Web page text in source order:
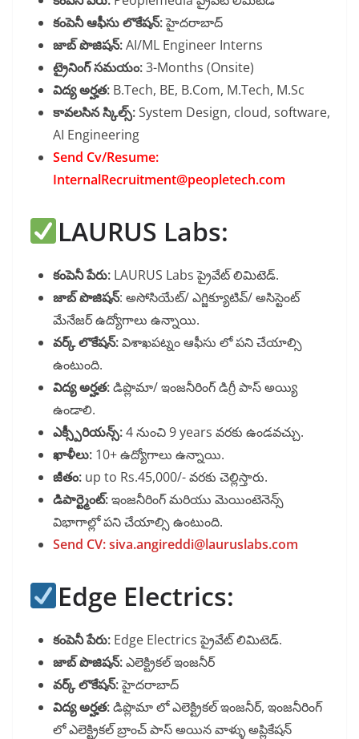
కంపెనీ ఆఫీసు లొకేషన్:హైదరాబాద్
జాబ్ పొజిషన్:AI/ML Engineer Interns
ట్రైనింగ్ సమయం:3-Months (Onsite)
విద్య అర్హత: B.Tech, BE, B.Com, M.Tech, M.Sc
కావలసిన స్కిల్స్:System Design, cloud, software,
AI Engineering
Send Cv/Resume:
InternalRecruitment@peopletech.com
LAURUS Labs:
కంపెనీ పేరు: LAURUS Labs ప్రైవేట్ లిమిటెడ్.
జాబ్ పొజిషన్: అసోసియేట్/ ఎగ్జిక్యూటివ్/ అసిస్టెంట్
మేనేజర్ ఉద్యోగాలు ఉన్నాయి.
వర్క్ లొకేషన్:విశాఖపట్నం ఆఫీసు లో పని చేయాల్సి
ఉంటుంది.
విద్య అర్హత:డిప్లొమా/ ఇంజనీరింగ్ డిగ్రీ పాస్ అయ్యి
ఉండాలి.
ఎక్స్పీరియన్స్:4 నుంచి 9 years వరకు ఉండవచ్చు.
ఖాళీలు: 10+ ఉద్యోగాలు ఉన్నాయి.
జీతం: up to Rs.45,000/- వరకు చెల్లిస్తారు.
డిపార్ట్మెంట్:ఇంజనీరింగ్ మరియు మెయింటెనెన్స్
విభాగాల్లో పని చేయాల్సి ఉంటుంది.
Send CV: siva.angireddi@lauruslabs.com
Edge Electrics:
కంపెనీ పేరు: Edge Electrics ప్రైవేట్ లిమిటెడ్.
జాబ్ పొజిషన్:ఎలెక్ట్రికల్ ఇంజనీర్
వర్క్ లొకేషన్:హైదరాబాద్
విద్య అర్హత:డిప్లొమా లో ఎలెక్ట్రికల్ ఇంజనీర్, ఇంజనీరింగ్
లో ఎలెక్ట్రికల్ బ్రాంచ్ పాస్ అయిన వాళ్ళు అప్లికేషన్